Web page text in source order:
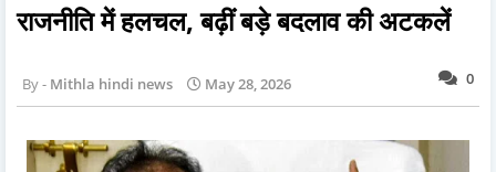
राजनीति में हलचल, बढ़ीं बड़े बदलाव की अटकलें
0
Mithla hindi news May 28, 2026